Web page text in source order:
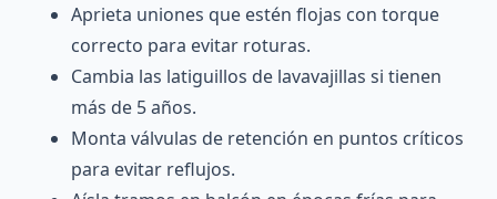
Aprieta uniones que estén flojas con torque
correcto para evitar roturas.
Cambia las latiguillos de lavavajillas si tienen
más de 5 años.
Monta válvulas de retención en puntos críticos
para evitar reflujos.